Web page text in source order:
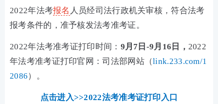
2022年法考报名 人员经司法行政机关审核，符合法考
报考条件的，准予核发法考准考证。
2022年法考准考证打印时间： 9月7日-9月16日， 2022
年法考准考证打印官网：司法部网站（link.233.com/1
2086）。
点击进入>>2022法考准考证打印入口